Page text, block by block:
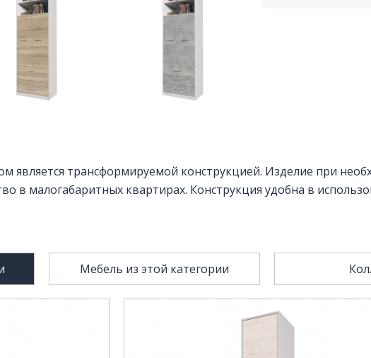
является трансформируемой конструкцией. Изделие при
в малогабаритных квартирах. Конструкция удобна в
Мебель из этой категории